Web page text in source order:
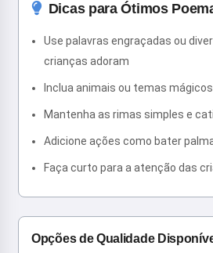
Dicas para Ótimos
Use palavras engraçadas ou
crianças adoram
Inclua animais ou temas mágicos
Mantenha as rimas simples e
Adicione ações como bater
Faça curto para a atenção das
Opções de Qualidade